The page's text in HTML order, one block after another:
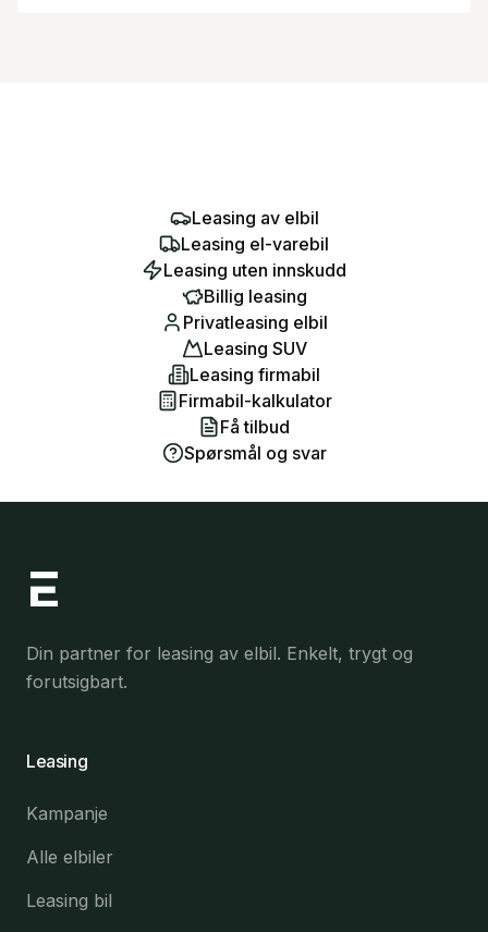
Leasing av elbil
Leasing el-varebil
Leasing uten innskudd
Billig leasing
Privatleasing elbil
Leasing SUV
Leasing firmabil
Firmabil-kalkulator
Få tilbud
Spørsmål og svar
Din partner for leasing av elbil. Enkelt, trygt og
forutsigbart.
Leasing
Kampanje
Alle elbiler
Leasing bil